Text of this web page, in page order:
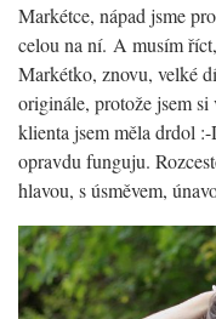
Markétce, nápad jsme
celou na ní. A musím
Markétko, znovu, velké
originále, protože jsem
klienta jsem měla drdol
opravdu funguju.
hlavou, s úsměvem,